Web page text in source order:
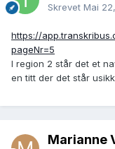
Skrevet Mai
https://
pageNr=5
I region 2 står det et
en titt der det står
Marianne